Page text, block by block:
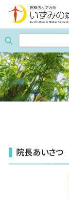
病院紹介
外来のご案内
健診のご案内
院長あいさつ